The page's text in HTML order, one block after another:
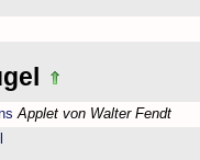
Applet von Walter Fendt